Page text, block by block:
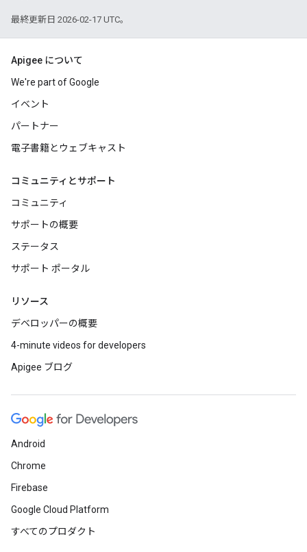
最終更新日 2026-02-17 UTC。
Apigee について
We're part of Google
イベント
パートナー
電子書籍とウェブキャスト
コミュニティとサポート
コミュニティ
サポートの概要
ステータス
サポート ポータル
リソース
デベロッパーの概要
4-minute videos for developers
Apigee ブログ
Android
Chrome
Firebase
Google Cloud Platform
すべてのプロダクト